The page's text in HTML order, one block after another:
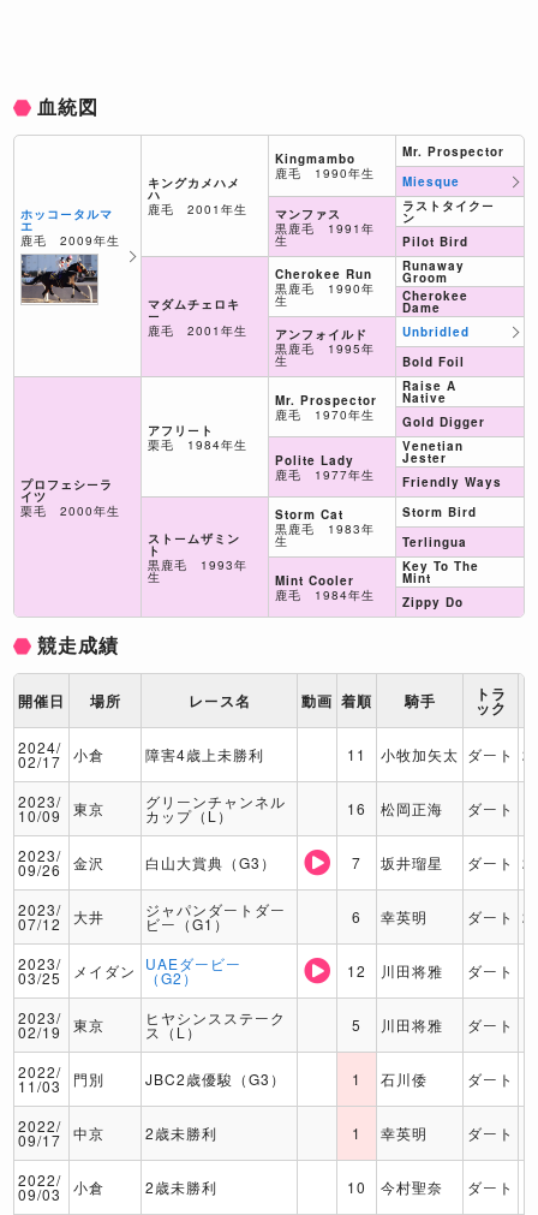
血統図
ホッコータルマ
エ
鹿毛 2009年生
プロフェシーラ
イツ
栗毛 2000年生
キングカメハメ
ハ
鹿毛 2001年生
マダムチェロキ
ー
鹿毛 2001年生
アフリート
栗毛 1984年生
ストームザミン
ト
黒鹿毛 1993年
生
Kingmambo
鹿毛 1990年生
マンファス
黒鹿毛 1991年
生
Cherokee Run
黒鹿毛 1990年
生
アンフォイルド
黒鹿毛 1995年
生
Mr. Prospector
鹿毛 1970年生
Polite Lady
鹿毛 1977年生
Storm Cat
黒鹿毛 1983年
生
Mint Cooler
鹿毛 1984年生
Mr. Prospector
Miesque
ラストタイクー
ン
Pilot Bird
Runaway
Groom
Cherokee
Dame
Unbridled
Bold Foil
Raise A
Native
Gold Digger
Venetian
Jester
Friendly Ways
Storm Bird
Terlingua
Key To The
Mint
Zippy Do
競走成績
開催日 場所 レース名 動画 着順 騎手 トラ
ック
2024/
02/17 小倉 障害4歳上未勝利 11 小牧加矢太 ダート
2023/
10/09 東京 グリーンチャンネル
カップ（L） 16 松岡正海 ダート
2023/
09/26 金沢 白山大賞典（G3） 7 坂井瑠星 ダート
2023/
07/12 大井 ジャパンダートダー
ビー（G1） 6 幸英明 ダート
2023/
03/25 メイダン UAEダービー
（G2） 12 川田将雅 ダート
2023/
02/19 東京 ヒヤシンスステーク
ス（L） 5 川田将雅 ダート
2022/
11/03 門別 JBC2歳優駿（G3） 1 石川倭 ダート
2022/
09/17 中京 2歳未勝利 1 幸英明 ダート
2022/
09/03 小倉 2歳未勝利 10 今村聖奈 ダート